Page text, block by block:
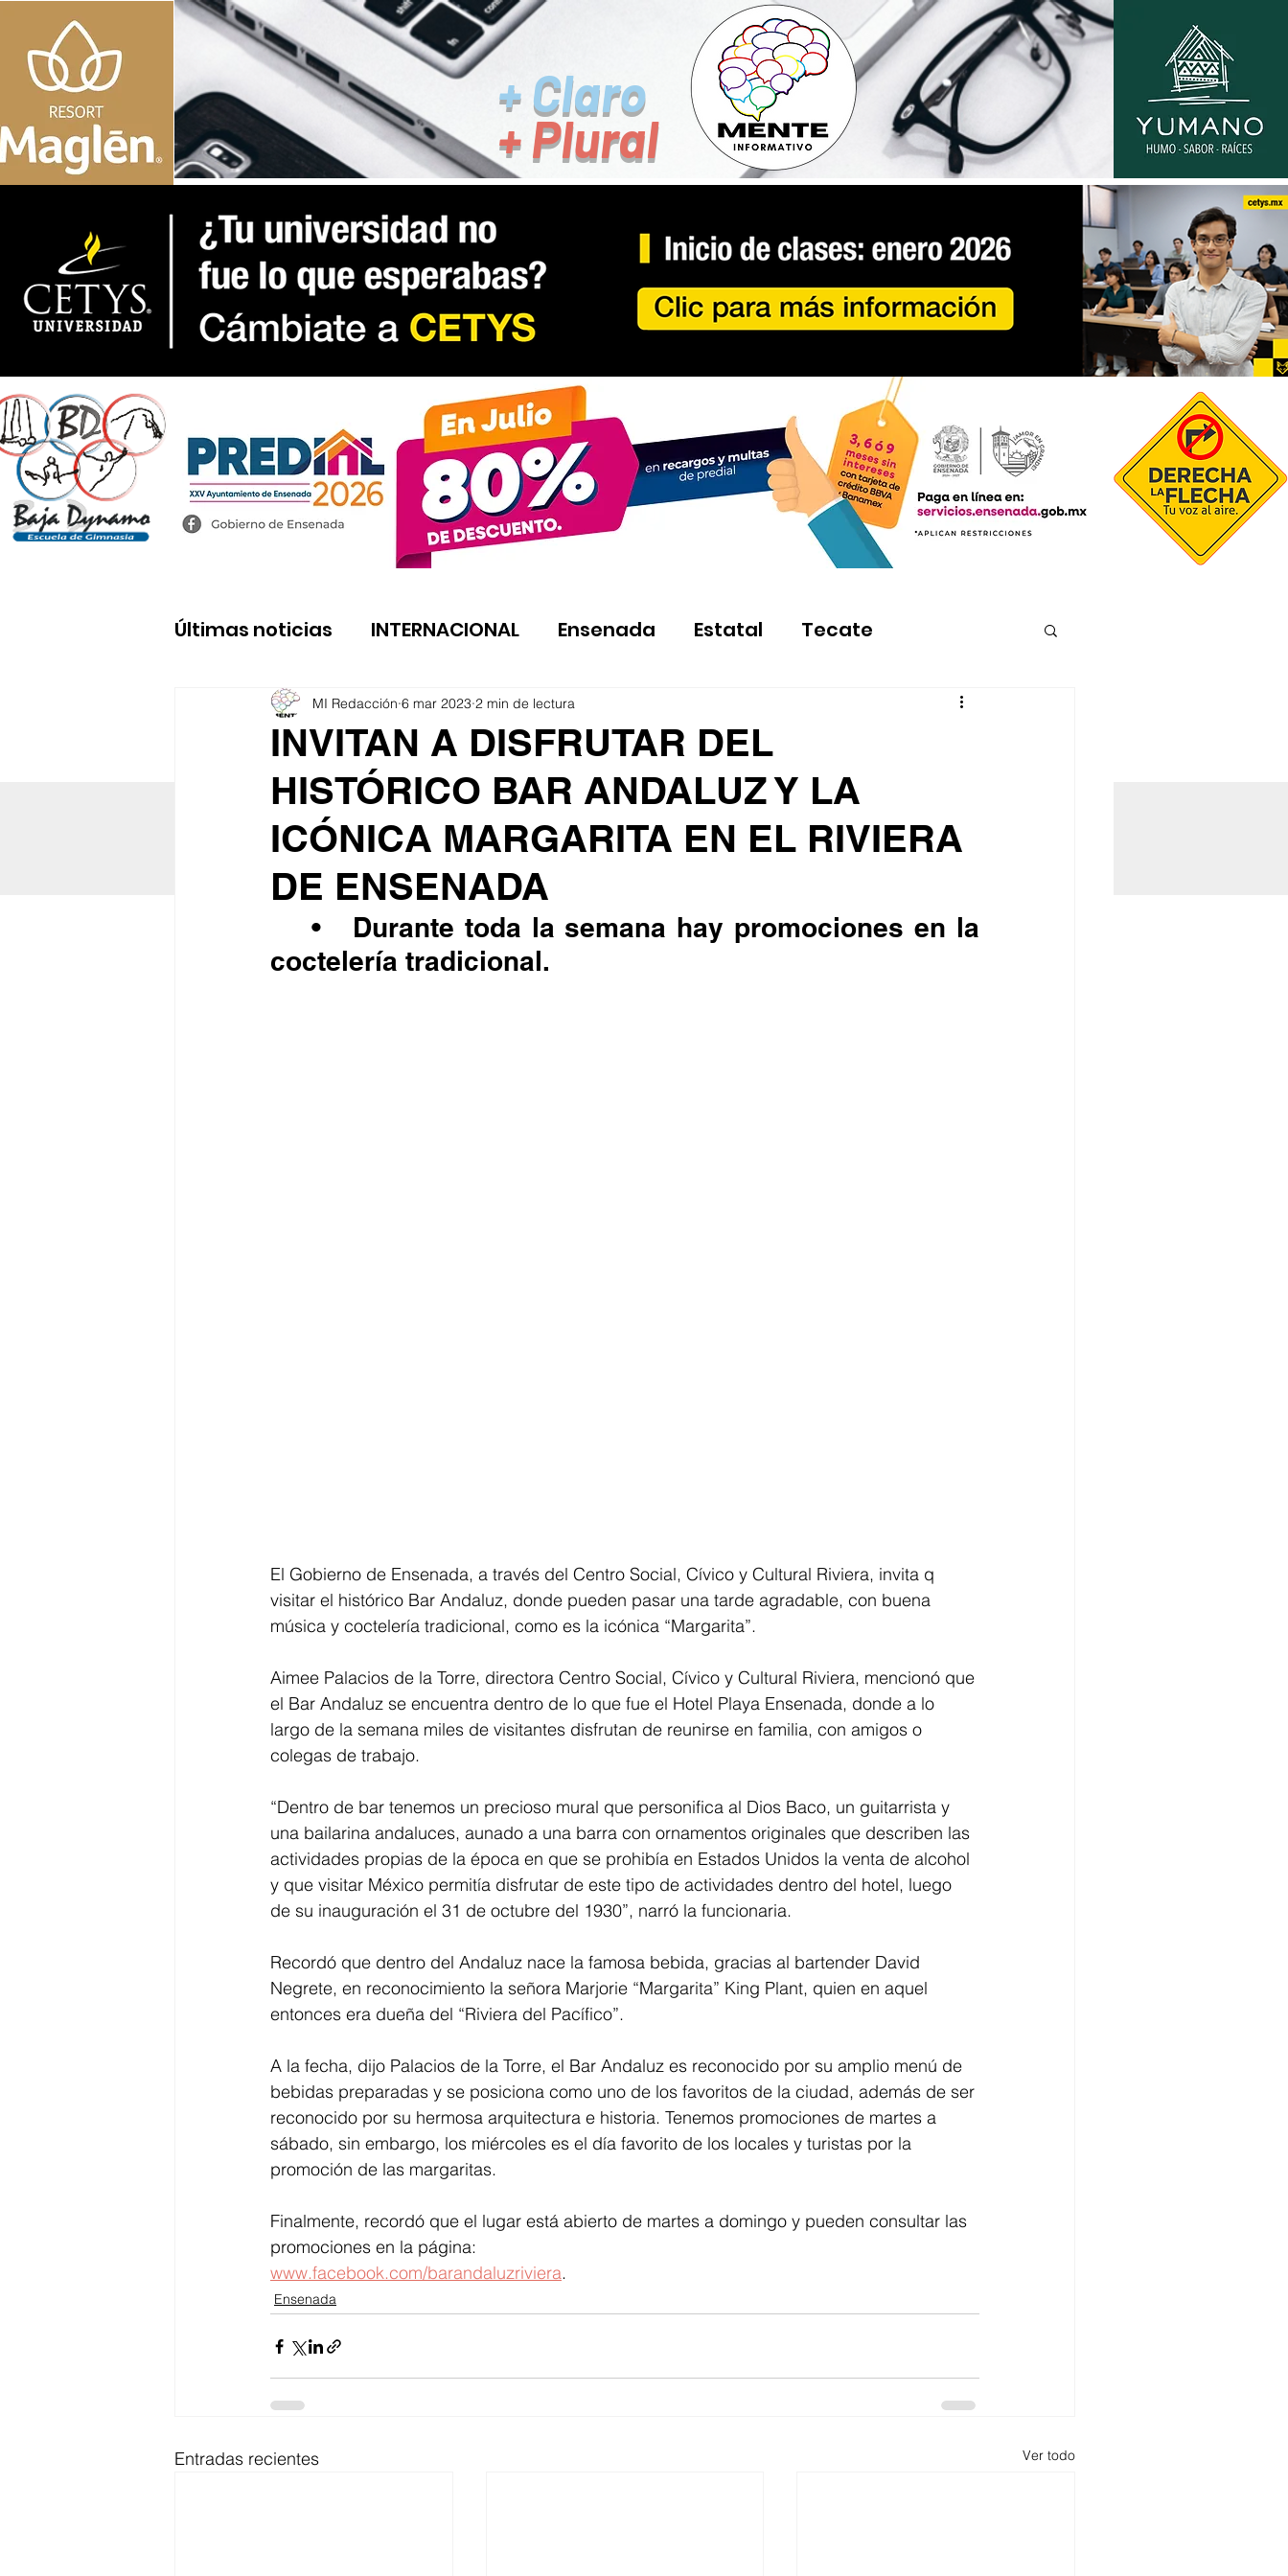
+ Claro
+ Plural
Últimas noticias INTERNACIONAL Ensenada Estatal Tecate
INVITAN A DISFRUTAR DEL
HISTÓRICO BAR ANDALUZ Y LA
ICÓNICA MARGARITA EN EL RIVIERA
DE ENSENADA
MI Redacción 6 mar 2023 2 min de lectura
coctelería tradicional.
El Gobierno de Ensenada, a través del Centro Social, Cívico y Cultural Riviera, invita q
visitar el histórico Bar Andaluz, donde pueden pasar una tarde agradable, con buena
música y coctelería tradicional, como es la icónica “Margarita”.
Aimee Palacios de la Torre, directora Centro Social, Cívico y Cultural Riviera, mencionó que
el Bar Andaluz se encuentra dentro de lo que fue el Hotel Playa Ensenada, donde a lo
largo de la semana miles de visitantes disfrutan de reunirse en familia, con amigos o
colegas de trabajo.
“Dentro de bar tenemos un precioso mural que personifica al Dios Baco, un guitarrista y
una bailarina andaluces, aunado a una barra con ornamentos originales que describen las
actividades propias de la época en que se prohibía en Estados Unidos la venta de alcohol
y que visitar México permitía disfrutar de este tipo de actividades dentro del hotel, luego
de su inauguración el 31 de octubre del 1930”, narró la funcionaria.
Recordó que dentro del Andaluz nace la famosa bebida, gracias al bartender David
Negrete, en reconocimiento la señora Marjorie “Margarita” King Plant, quien en aquel
entonces era dueña del “Riviera del Pacífico”.
A la fecha, dijo Palacios de la Torre, el Bar Andaluz es reconocido por su amplio menú de
bebidas preparadas y se posiciona como uno de los favoritos de la ciudad, además de ser
reconocido por su hermosa arquitectura e historia. Tenemos promociones de martes a
sábado, sin embargo, los miércoles es el día favorito de los locales y turistas por la
promoción de las margaritas.
Finalmente, recordó que el lugar está abierto de martes a domingo y pueden consultar las
promociones en la página:
www.facebook.com/barandaluzriviera.
Ensenada
Entradas recientes Ver todo